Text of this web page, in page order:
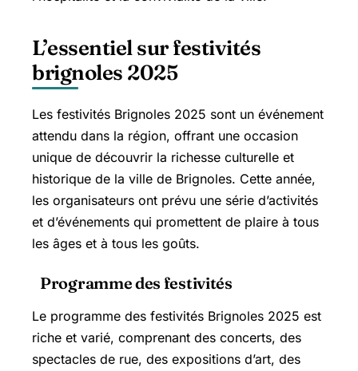
L’essentiel sur festivités
brignoles 2025
Les festivités Brignoles 2025 sont un événement
attendu dans la région, offrant une occasion
unique de découvrir la richesse culturelle et
historique de la ville de Brignoles. Cette année,
les organisateurs ont prévu une série d’activités
et d’événements qui promettent de plaire à tous
les âges et à tous les goûts.
Programme des festivités
Le programme des festivités Brignoles 2025 est
riche et varié, comprenant des concerts, des
spectacles de rue, des expositions d’art, des